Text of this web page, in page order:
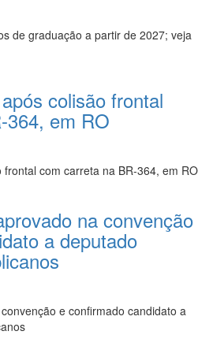
de graduação a partir de 2027; veja
colisão frontal
364, em RO
com carreta na BR-364, em RO
na convenção
a deputado
e confirmado candidato a